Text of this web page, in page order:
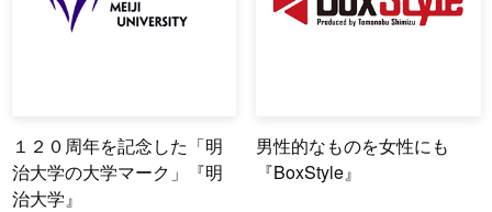
１２０周年を記念した「明
治大学の大学マーク」『明
治大学』
男性的なものを女性にも
『BoxStyle』